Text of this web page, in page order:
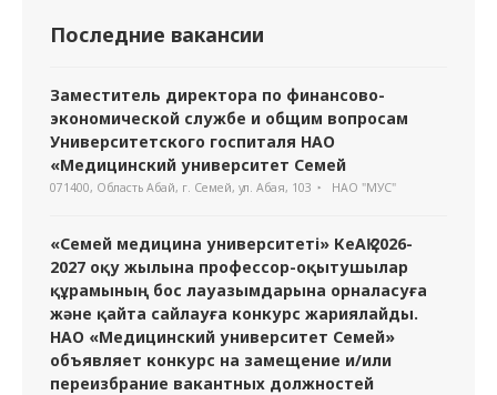
Последние вакансии
Заместитель директора по финансово-
экономической службе и общим вопросам
Университетского госпиталя НАО
«Медицинский университет Семей
071400, Область Абай, г. Семей, ул. Абая, 103 НАО "МУС"
«Семей медицина университеті» КеАҚ 2026-
2027 оқу жылына профессор-оқытушылар
құрамының бос лауазымдарына орналасуға
және қайта сайлауға конкурс жариялайды.
НАО «Медицинский университет Семей»
объявляет конкурс на замещение и/или
переизбрание вакантных должностей